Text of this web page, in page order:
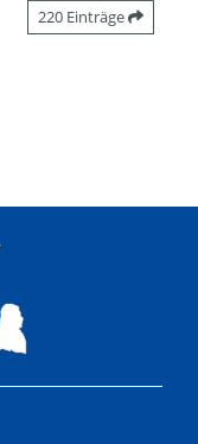
220 Einträge